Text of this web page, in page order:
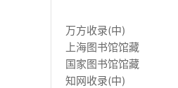
万方收录(中)
上海图书馆馆藏
国家图书馆馆藏
知网收录(中)